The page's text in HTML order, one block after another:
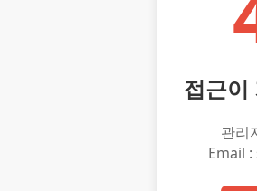
접근이
관리
Email